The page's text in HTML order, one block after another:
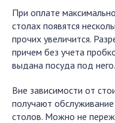
При оплате
столах появятся
прочих увеличится.
причем без учета
выдана посуда под него.
Вне зависимости от
получают
столов. Можно не